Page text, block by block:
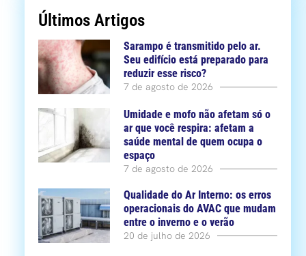
Últimos Artigos
Sarampo é transmitido pelo ar.
Seu edifício está preparado para
reduzir esse risco?
7 de agosto de 2026
Umidade e mofo não afetam só o
ar que você respira: afetam a
saúde mental de quem ocupa o
espaço
7 de agosto de 2026
Qualidade do Ar Interno: os erros
operacionais do AVAC que mudam
entre o inverno e o verão
20 de julho de 2026